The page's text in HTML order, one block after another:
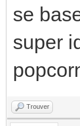
se
super
Trouver